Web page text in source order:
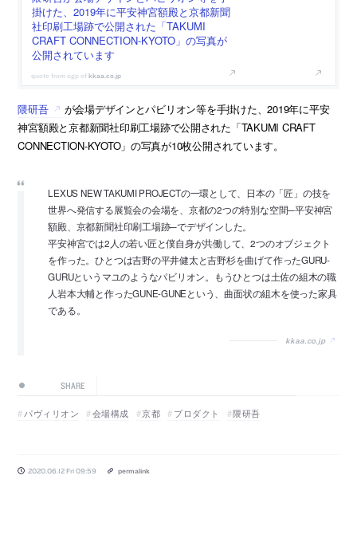
掛けた、2019年に平安神宮額殿と京都新聞
社印刷工場跡で公開された「TAKUMI
CRAFT CONNECTION-KYOTO」の写真が
公開されています
kkaa.co.jp
隈研吾
が会場デザインとパビリオン等を手掛けた、2019年に平安
神宮額殿と京都新聞社印刷工場跡で公開された「TAKUMI CRAFT
CONNECTION-KYOTO」の写真が10枚公開されています。
LEXUS NEW TAKUMI PROJECTの一環として、日本の「匠」の技を
世界へ発信する展覧会の会場を、京都の2つの特別な空間─平安神宮
額殿、京都新聞社印刷工場跡─でデザインした。
平安神宮では2人の若い匠と僕自身が共働して、2つのオブジェクト
を作った。ひとつは吉野の平井健太と吉野杉を曲げて作ったGURU-
GURUというマユのようなパビリオン。もうひとつは土佐の組木の職
人岩本大輔と作ったGUNE-GUNEという、曲面状の組木を使った家具
である。
kkaa.co.jp
SHARE
パヴィリオン 会場構成 京都 プロダクト 隈研吾
2020.06.12 Fri 09:59 permalink